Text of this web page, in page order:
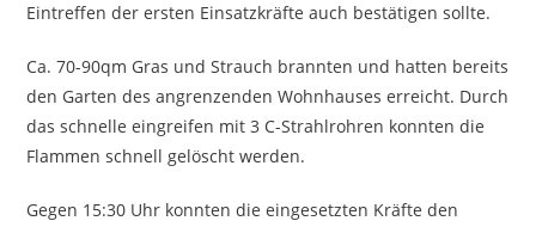
Eintreffen der ersten Einsatzkräfte auch bestätigen sollte.
Ca. 70-90qm Gras und Strauch brannten und hatten bereits
den Garten des angrenzenden Wohnhauses erreicht. Durch
das schnelle eingreifen mit 3 C-Strahlrohren konnten die
Flammen schnell gelöscht werden.
Gegen 15:30 Uhr konnten die eingesetzten Kräfte den